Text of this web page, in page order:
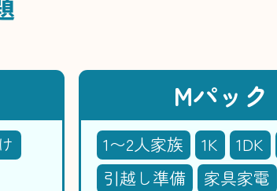
Mパック
1〜2人家族 1K 1DK
引越し準備
家具家電